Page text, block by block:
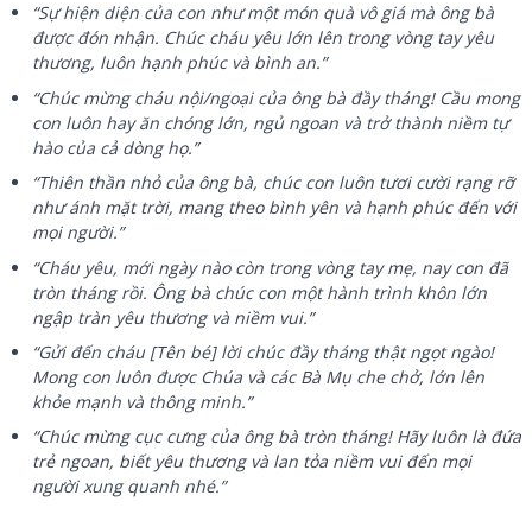
“Sự hiện diện của con như một món quà vô giá mà ông bà
được đón nhận. Chúc cháu yêu lớn lên trong vòng tay yêu
thương, luôn hạnh phúc và bình an.”
“Chúc mừng cháu nội/ngoại của ông bà đầy tháng! Cầu mong
con luôn hay ăn chóng lớn, ngủ ngoan và trở thành niềm tự
hào của cả dòng họ.”
“Thiên thần nhỏ của ông bà, chúc con luôn tươi cười rạng rỡ
như ánh mặt trời, mang theo bình yên và hạnh phúc đến với
mọi người.”
“Cháu yêu, mới ngày nào còn trong vòng tay mẹ, nay con đã
tròn tháng rồi. Ông bà chúc con một hành trình khôn lớn
ngập tràn yêu thương và niềm vui.”
“Gửi đến cháu [Tên bé] lời chúc đầy tháng thật ngọt ngào!
Mong con luôn được Chúa và các Bà Mụ che chở, lớn lên
khỏe mạnh và thông minh.”
“Chúc mừng cục cưng của ông bà tròn tháng! Hãy luôn là đứa
trẻ ngoan, biết yêu thương và lan tỏa niềm vui đến mọi
người xung quanh nhé.”